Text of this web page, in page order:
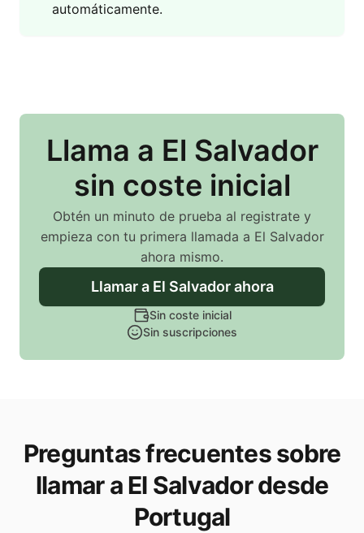
automáticamente.
Llama a El Salvador
sin coste inicial
Obtén un minuto de prueba al registrate y
empieza con tu primera llamada a El Salvador
ahora mismo.
Llamara El Salvadorahora
Sin coste inicial
Sin suscripciones
Preguntas frecuentes sobre
llamar a El Salvador desde
Portugal